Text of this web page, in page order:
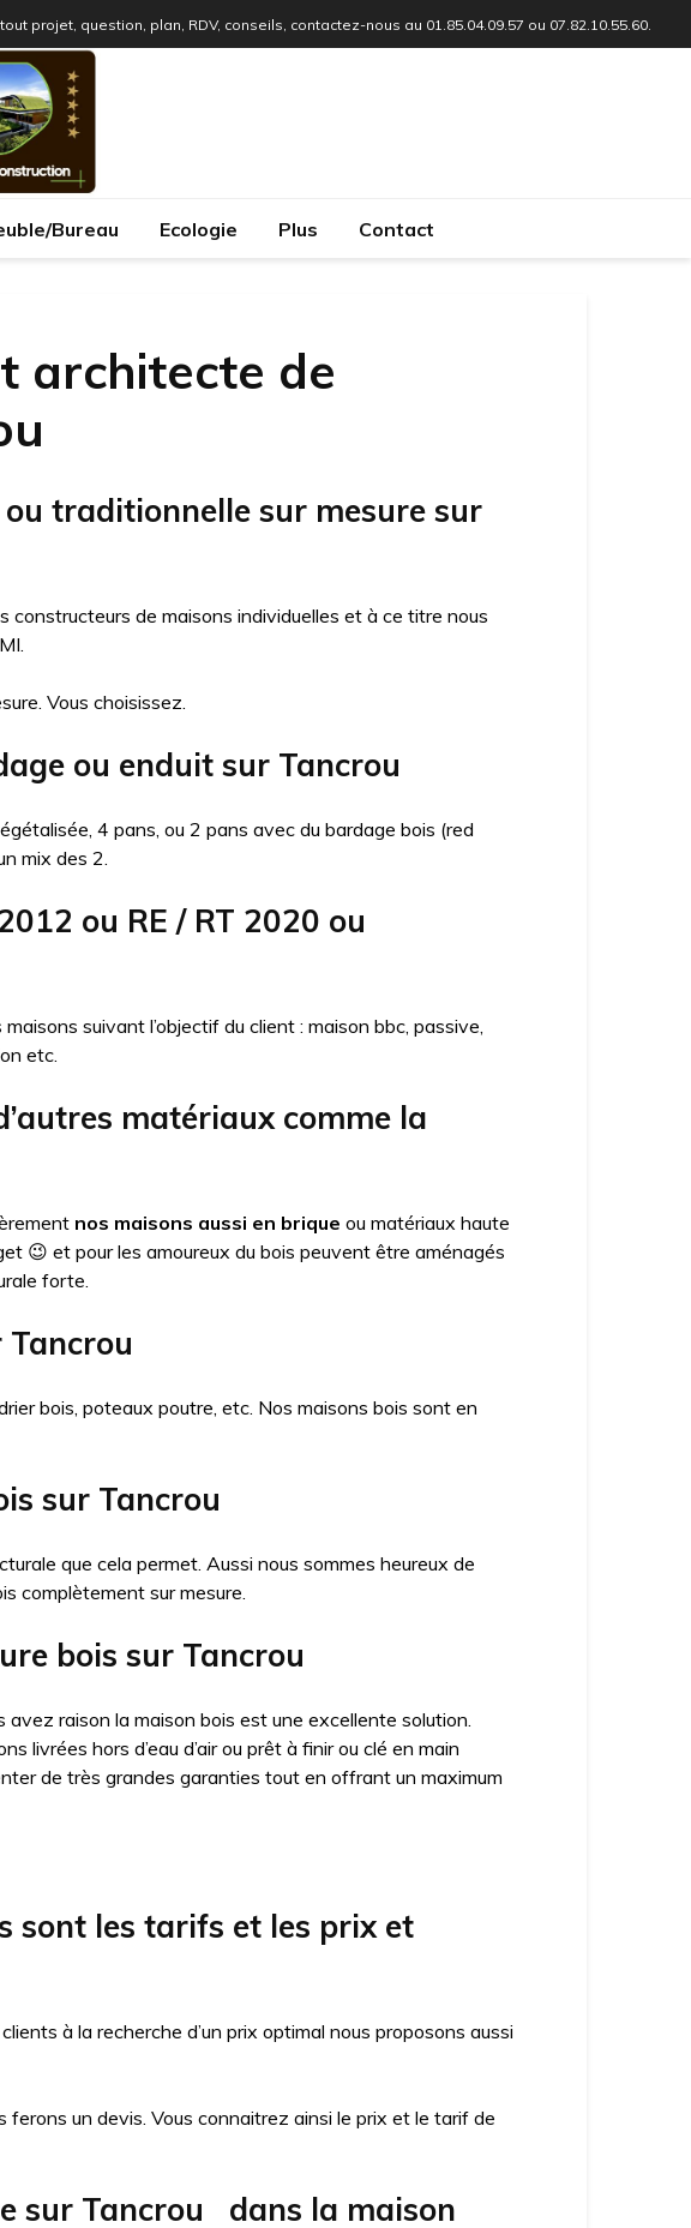
projet, question, plan, RDV, conseils, contactez-nous au 01.85.04.09.57 ou 07.82.10.55.60.
Bureau Ecologie Plus Contact
architecte de
traditionnelle sur mesure sur
constructeurs de maisons individuelles et à ce titre nous
Vous choisissez.
ou enduit sur Tancrou
4 pans, ou 2 pans avec du bardage bois (red
mix des 2.
ou RE / RT 2020 ou
suivant l’objectif du client : maison bbc, passive,
etc.
matériaux comme la
nos maisons aussi en brique ou matériaux haute
😉 et pour les amoureux du bois peuvent être aménagés
forte.
bois, poteaux poutre, etc. Nos maisons bois sont en
sur Tancrou
que cela permet. Aussi nous sommes heureux de
complètement sur mesure.
bois sur Tancrou
raison la maison bois est une excellente solution.
livrées hors d’eau d’air ou prêt à finir ou clé en main
de très grandes garanties tout en offrant un maximum
sont les tarifs et les prix et
à la recherche d’un prix optimal nous proposons aussi
un devis. Vous connaitrez ainsi le prix et le tarif de
sur Tancrou dans la maison